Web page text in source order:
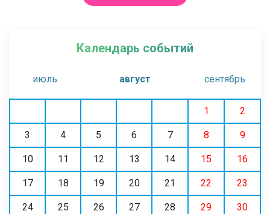
Календарь событий
июль август сентябрь
1 2
3 4 5 6 7 8 9
10 11 12 13 14 15 16
17 18 19 20 21 22 23
24 25 26 27 28 29 30